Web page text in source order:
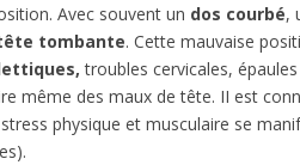
Avec souvent un dos courbé,
tombante. Cette mauvaise
troubles cervicales,
même des maux de tête. II est
physique et musculaire se